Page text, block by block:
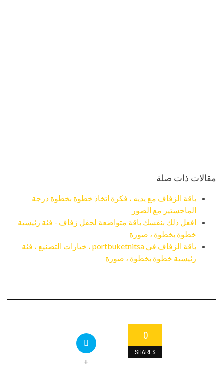
مقالات ذات صلة
باقة الزفاف مع يديه ، فكرة اتخاذ خطوة بخطوة درجة
الماجستير مع الصور
افعل ذلك بنفسك باقة متواضعة لحفل زفاف - فئة رئيسية
خطوة بخطوة ، صورة
باقة الزفاف في portbuketnitsa ، خيارات التصنيع ، فئة
رئيسية خطوة بخطوة ، صورة
0
SHARES
+